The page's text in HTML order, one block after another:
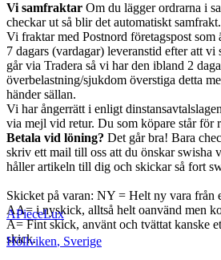
Vi samfraktar Om du lägger ordrarna i
checkar ut så blir det automatiskt samfrakt.
Vi fraktar med Postnord företagspost som
7 dagars (vardagar) leveranstid efter att
går via Tradera så vi har den ibland 2
överbelastning/sjukdom överstiga detta
händer sällan.
Vi har ångerrätt i enligt
via mejl vid retur. Du som köpare står för
Betala vid löning? Det går bra! Bara
skriv ett mail till oss att du önskar swisha
håller artikeln till dig och skickar så fort
Skicket på varan: NY = Helt ny vara från
AA= i nyskick, alltså helt oanvänd men
A= Fint skick, använt och tvättat kanske
skick.
APieceLux
Höllviken, Sverige